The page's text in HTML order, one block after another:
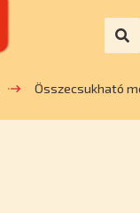
Összecsukható